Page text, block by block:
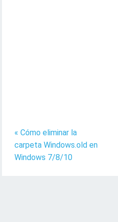
« Cómo eliminar la
carpeta Windows.old en
Windows 7/8/10